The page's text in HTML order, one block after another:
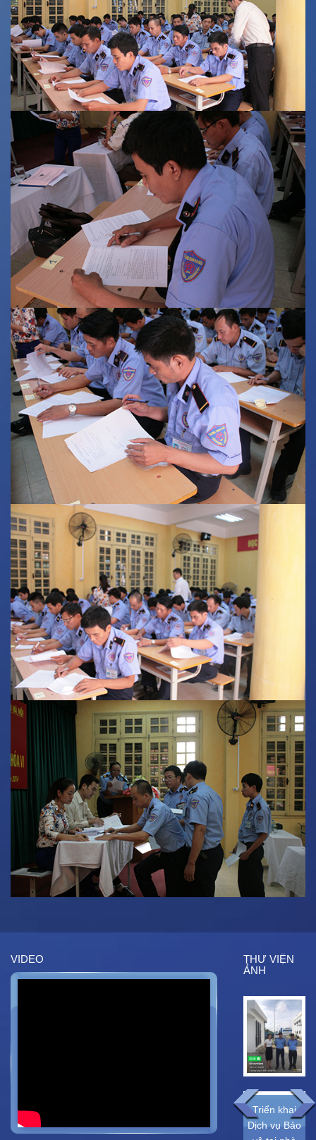
VIDEO
THƯ VIỆN
ẢNH
dịch vụ bảo
DỊCH VỤ
Triển khai
Dịch vụ Bảo